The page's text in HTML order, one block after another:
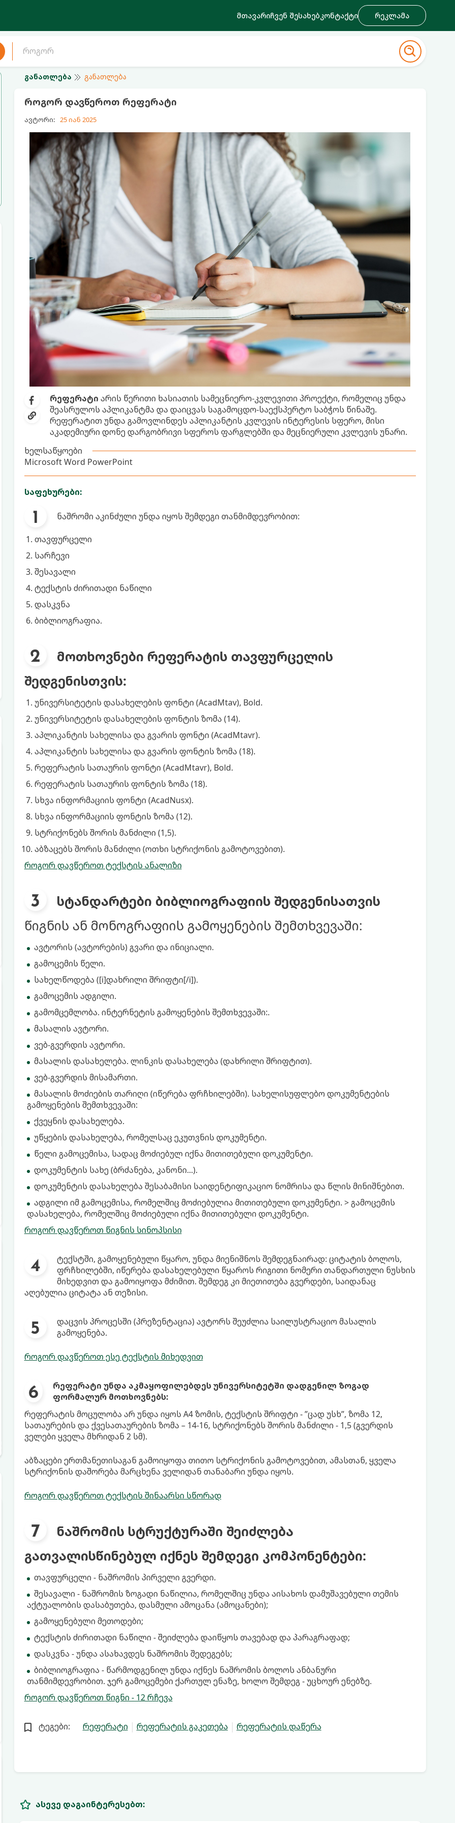
მთავარიჩვენ შესახებკონტაქტი რეკლამა
განათლება განათლება
როგორ დავწეროთ რეფერატი
ავტორი: 25 იან 2025
რეფერატი არის წერითი ხასიათის სამეცნიერო-კვლევითი პროექტი, რომელიც უნდა
შეასრულოს აპლიკანტმა და დაიცვას საგამოცდო-საექსპერტო საბჭოს წინაშე.
რეფერატით უნდა გამოვლინდეს აპლიკანტის კვლევის ინტერესის სფერო, მისი
აკადემიური დონე დარგობრივი სფეროს ფარგლებში და მეცნიერული კვლევის უნარი.
ხელსაწყოები
Microsoft Word PowerPoint
საფეხურები:
ნაშრომი აკინძული უნდა იყოს შემდეგი თანმიმდევრობით:
თავფურცელი
სარჩევი
შესავალი
ტექსტის ძირითადი ნაწილი
დასკვნა
ბიბლიოგრაფია.
მოთხოვნები რეფერატის თავფურცელის
შედგენისთვის:
უნივერსიტეტის დასახელების ფონტი (AcadMtav), Bold.
უნივერსიტეტის დასახელების ფონტის ზომა (14).
აპლიკანტის სახელისა და გვარის ფონტი (AcadMtavr).
აპლიკანტის სახელისა და გვარის ფონტის ზომა (18).
რეფერატის სათაურის ფონტი (AcadMtavr), Bold.
რეფერატის სათაურის ფონტის ზომა (18).
სხვა ინფორმაციის ფონტი (AcadNusx).
სხვა ინფორმაციის ფონტის ზომა (12).
სტრიქონებს შორის მანძილი (1,5).
აბზაცებს შორის მანძილი (ოთხი სტრიქონის გამოტოვებით).
როგორ დავწეროთ ტექსტის ანალიზი
სტანდარტები ბიბლიოგრაფიის შედგენისათვის
წიგნის ან მონოგრაფიის გამოყენების შემთხვევაში:
ავტორის (ავტორების) გვარი და ინიციალი.
გამოცემის წელი.
სახელწოდება ([i]დახრილი შრიფტი[/i]).
გამოცემის ადგილი.
გამომცემლობა. ინტერნეტის გამოყენების შემთხვევაში:.
მასალის ავტორი.
ვებ-გვერდის ავტორი.
მასალის დასახელება. ლინკის დასახელება (დახრილი შრიფტით).
ვებ-გვერდის მისამართი.
მასალის მოძიების თარიღი (იწერება ფრჩხილებში). სახელისუფლებო დოკუმენტების
გამოყენების შემთხვევაში:
ქვეყნის დასახელება.
უწყების დასახელება, რომელსაც ეკუთვნის დოკუმენტი.
წელი გამოცემისა, სადაც მოძიებულ იქნა მითითებული დოკუმენტი.
დოკუმენტის სახე (ბრძანება, კანონი...).
დოკუმენტის დასახელება შესაბამისი საიდენტიფიკაციო ნომრისა და წლის მინიშნებით.
ადგილი იმ გამოცემისა, რომელშიც მოძიებულია მითითებული დოკუმენტი. > გამოცემის
დასახელება, რომელშიც მოძიებული იქნა მითითებული დოკუმენტი.
როგორ დავწეროთ წიგნის სინოპსისი
ტექსტში, გამოყენებული წყარო, უნდა მიენიშნოს შემდეგნაირად: ციტატის ბოლოს,
ფრჩხილებში, იწერება დასახელებული წყაროს რიგითი ნომერი თანდართული ნუსხის
მიხედვით და გამოიყოფა მძიმით. შემდეგ კი მიეთითება გვერდები, საიდანაც
აღებულია ციტატა ან თეზისი.
დაცვის პროცესში (პრეზენტაცია) ავტორს შეუძლია საილუსტრაციო მასალის
გამოყენება.
როგორ დავწეროთ ესე ტექსტის მიხედვით
რეფერატი უნდა აკმაყოფილებდეს უნივერსიტეტში დადგენილ ზოგად
ფორმალურ მოთხოვნებს:
რეფერატის მოცულობა არ უნდა იყოს A4 ზომის, ტექსტის შრიფტი - ”ცად უსხ”, ზომა 12,
სათაურების და ქვესათაურების ზომა – 14-16, სტრიქონებს შორის მანძილი - 1,5 (გვერდის
ველები ყველა მხრიდან 2 სმ).
აბზაცები ერთმანეთისაგან გამოიყოფა თითო სტრიქონის გამოტოვებით, ამასთან, ყველა
სტრიქონის დაშორება მარცხენა ველიდან თანაბარი უნდა იყოს.
როგორ დავწეროთ ტექსტის შინაარსი სწორად
ნაშრომის სტრუქტურაში შეიძლება
გათვალისწინებულ იქნეს შემდეგი კომპონენტები:
თავფურცელი - ნაშრომის პირველი გვერდი.
შესავალი - ნაშრომის ზოგადი ნაწილია, რომელშიც უნდა აისახოს დამუშავებული თემის
აქტუალობის დასაბუთება, დასმული ამოცანა (ამოცანები);
გამოყენებული მეთოდები;
ტექსტის ძირითადი ნაწილი - შეიძლება დაიწყოს თავებად და პარაგრაფად;
დასკვნა - უნდა ასახავდეს ნაშრომის შედეგებს;
ბიბლიოგრაფია - წარმოდგენილ უნდა იქნეს ნაშრომის ბოლოს ანბანური
თანმიმდევრობით. ჯერ გამოცემები ქართულ ენაზე, ხოლო შემდეგ - უცხოურ ენებზე.
როგორ დავწეროთ წიგნი - 12 რჩევა
ტეგები: რეფერატი რეფერატის გაკეთება რეფერატის დაწერა
ასევე დაგაინტერესებთ: